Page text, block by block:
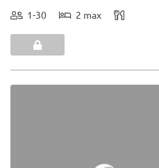
1-30 2 max